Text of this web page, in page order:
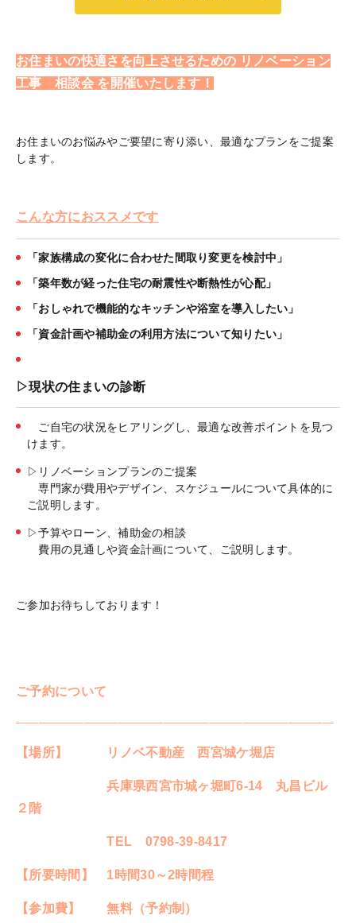
お住まいの快適さを向上させるための リノベーション
工事 相談会 を開催いたします！
お住まいのお悩みやご要望に寄り添い、最適なプランをご提案
します。
こんな方におススメです
「家族構成の変化に合わせた間取り変更を検討中」
「築年数が経った住宅の耐震性や断熱性が心配」
「おしゃれで機能的なキッチンや浴室を導入したい」
「資金計画や補助金の利用方法について知りたい」
▷現状の住まいの診断
ご自宅の状況をヒアリングし、最適な改善ポイントを見つ
けます。
▷リノベーションプランのご提案
専門家が費用やデザイン、スケジュールについて具体的に
ご説明します。
▷予算やローン、補助金の相談
費用の見通しや資金計画について、ご説明します。
ご参加お待ちしております！
ご予約について
————————————————————————————
【場所】 リノベ不動産 西宮城ケ堀店
兵庫県西宮市城ヶ堀町6-14 丸昌ビル
２階
TEL 0798-39-8417
【所要時間】 1時間30～2時間程
【参加費】 無料（予約制）